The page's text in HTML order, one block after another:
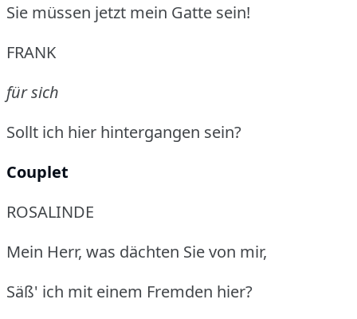
Sie müssen jetzt mein Gatte sein!
FRANK
für sich
Sollt ich hier hintergangen sein?
Couplet
ROSALINDE
Mein Herr, was dächten Sie von mir,
Säß' ich mit einem Fremden hier?